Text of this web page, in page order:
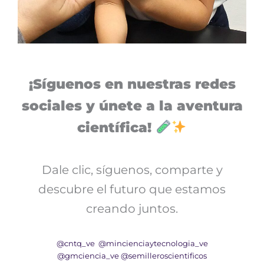
¡Síguenos en nuestras redes
sociales y únete a la aventura
científica!
Dale clic, síguenos, comparte y
descubre el futuro que estamos
creando juntos.
@cntq_ve @mincienciaytecnologia_ve
@gmciencia_ve @semilleroscientificos